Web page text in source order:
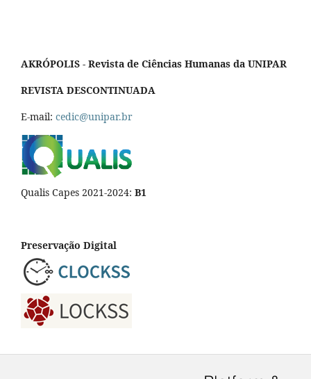
AKRÓPOLIS - Revista de Ciências Humanas da UNIPAR
REVISTA DESCONTINUADA
E-mail: cedic@unipar.br
Qualis Capes 2021-2024: B1
Preservação Digital